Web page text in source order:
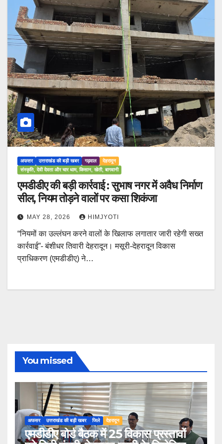
अफसर उत्तराखंड की बड़ी खबर गढ़वाल
देहरादून
संस्कृति, देवी देवता और चार धाम, किसान, खेती, बागवानी
एमडीडीए की बड़ी कार्रवाई : सुभाष नगर में अवैध निर्माण
सील, नियम तोड़ने वालों पर कसा शिकंजा
MAY 28, 2026 HIMJYOTI
“नियमों का उल्लंघन करने वालों के खिलाफ लगातार जारी रहेगी सख्त
कार्रवाई”- बंशीधर तिवारी देहरादून। मसूरी-देहरादून विकास
प्राधिकरण (एमडीडीए) ने…
You missed
अफसर उत्तराखंड की बड़ी खबर जिले देहरादून
एमडीडीए बोर्ड बैठक में 25 विकास प्रस्तावों